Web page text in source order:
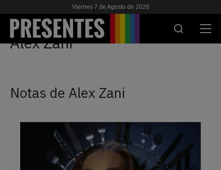
Viernes 7 de Agosto de 2026
INVESTIGACIONES
Alex Zani
Notas de Alex Zani